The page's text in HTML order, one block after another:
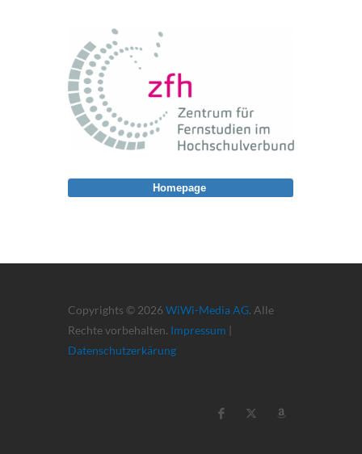
Copyrights © 2026 WiWi-Media AG. Alle
Rechte vorbehalten. Impressum |
Datenschutzerkärung
Homepage